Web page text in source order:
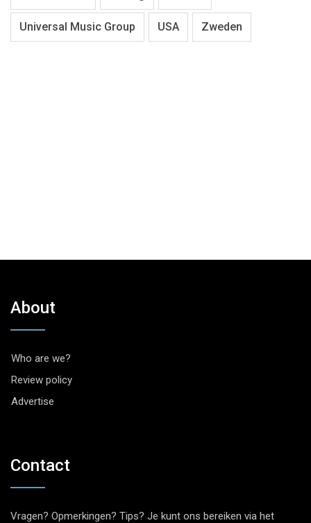
Universal Music Group USA Zweden
About
Who are we?
Review policy
Advertise
Contact
Vragen? Opmerkingen? Tips? Je kunt ons bereiken via het